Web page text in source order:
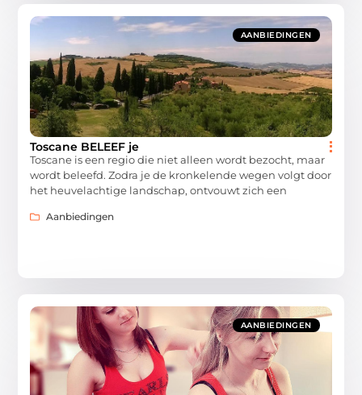
AANBIEDINGEN
Toscane BELEEF je
Toscane is een regio die niet alleen wordt bezocht, maar
wordt beleefd. Zodra je de kronkelende wegen volgt door
het heuvelachtige landschap, ontvouwt zich een
Aanbiedingen
AANBIEDINGEN